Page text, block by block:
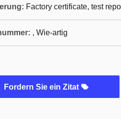
Factory certificate, test
, Wie-artig
Fordern Sie ein Zitat